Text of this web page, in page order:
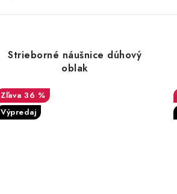
Strieborné náušnice dúhový
oblak
36 %
Výpredaj